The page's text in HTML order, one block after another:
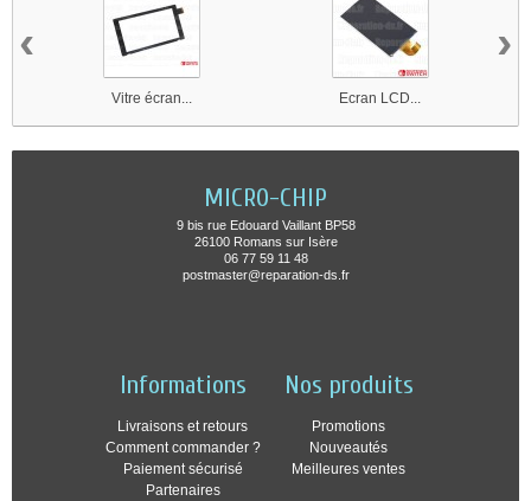
Vitre écran... Ecran LCD...
‹ ›
MICRO-CHIP
9 bis rue Edouard Vaillant BP58
26100 Romans sur Isère
06 77 59 11 48
postmaster@reparation-ds.fr
Informations
Livraisons et retours
Comment commander ?
Paiement sécurisé
Partenaires
Nos produits
Promotions
Nouveautés
Meilleures ventes